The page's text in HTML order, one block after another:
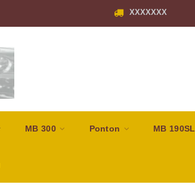
XXXXXXX
MB 300 Ponton MB 190SL